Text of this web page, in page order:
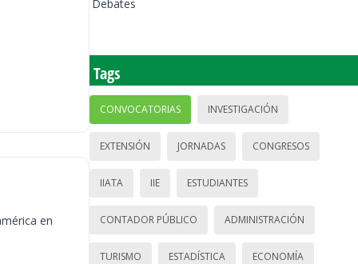
en
Debates
Tags
CONVOCATORIAS INVESTIGACIÓN
EXTENSIÓN JORNADAS CONGRESOS
IIATA IIE ESTUDIANTES
CONTADOR PÚBLICO ADMINISTRACIÓN
TURISMO ESTADÍSTICA ECONOMÍA